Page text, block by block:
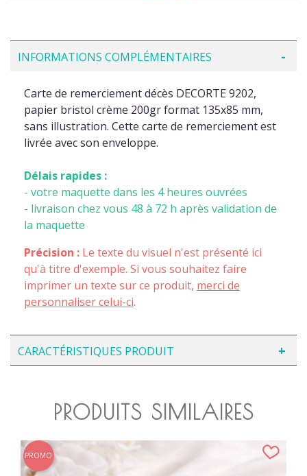
INFORMATIONS COMPLÉMENTAIRES
Carte de remerciement décès DECORTE 9202,
papier bristol crème 200gr format 135x85 mm,
sans illustration. Cette carte de remerciement est
livrée avec son enveloppe.
Délais rapides :
- votre maquette dans les 4 heures ouvrées
- livraison chez vous 48 à 72 h après validation de
la maquette
Précision : Le texte du visuel n'est présenté ici
qu'à titre d'exemple. Si vous souhaitez faire
imprimer un texte sur ce produit, merci de
personnaliser celui-ci.
CARACTÉRISTIQUES PRODUIT
PRODUITS SIMILAIRES
PROMO